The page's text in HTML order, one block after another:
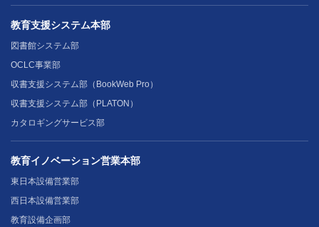
教育支援システム本部
図書館システム部
OCLC事業部
収書支援システム部（BookWeb Pro）
収書支援システム部（PLATON）
カタロギングサービス部
教育イノベーション営業本部
東日本設備営業部
西日本設備営業部
教育設備企画部